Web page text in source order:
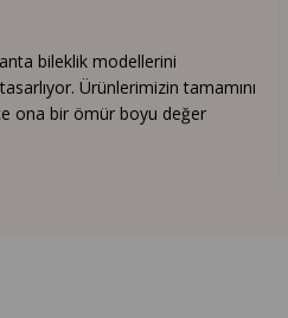
bileklik modellerini
Ürünlerimizin tamamını
ona bir ömür boyu değer